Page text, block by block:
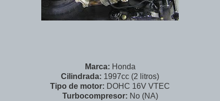
Marca: Honda
Cilindrada: 1997cc (2 litros)
Tipo de motor: DOHC 16V VTEC
Turbocompresor: No (NA)